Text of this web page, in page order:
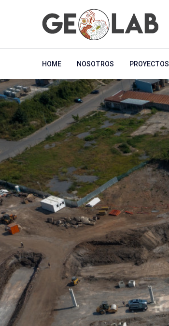
HOME NOSOTROS PROYECTOS